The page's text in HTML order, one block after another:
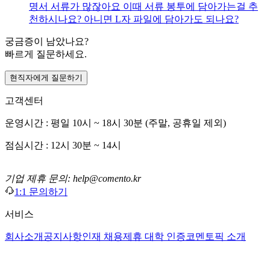
명서 서류가 많잖아요 이때 서류 봉투에 담아가는걸 추
천하시나요? 아니면 L자 파일에 담아가도 되나요?
궁금증이 남았나요?
빠르게 질문하세요.
현직자에게 질문하기
고객센터
운영시간 : 평일 10시 ~ 18시 30분 (주말, 공휴일 제외)
점심시간 : 12시 30분 ~ 14시
기업 제휴 문의: help@comento.kr
1:1 문의하기
서비스
회사소개 공지사항인재 채용제휴 대학 인증코멘토픽 소개